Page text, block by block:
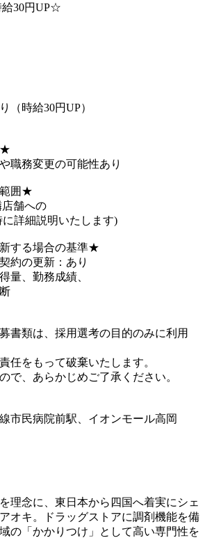
30円UP☆
（時給30円UP）
★
職務変更の可能性あり
囲★
舗への
詳細説明いたします)
する場合の基準★
約の更新：あり
量、勤務成績、
書類は、採用選考の目的のみに利用
任をもって破棄いたします。
で、あらかじめご了承ください。
市民病院前駅、イオンモール高岡
理念に、東日本から四国へ着実にシェ
オキ。ドラッグストアに調剤機能を備
の「かかりつけ」として高い専門性を